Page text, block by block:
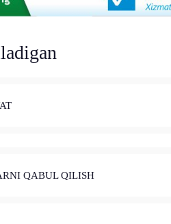
QABUL QILISH